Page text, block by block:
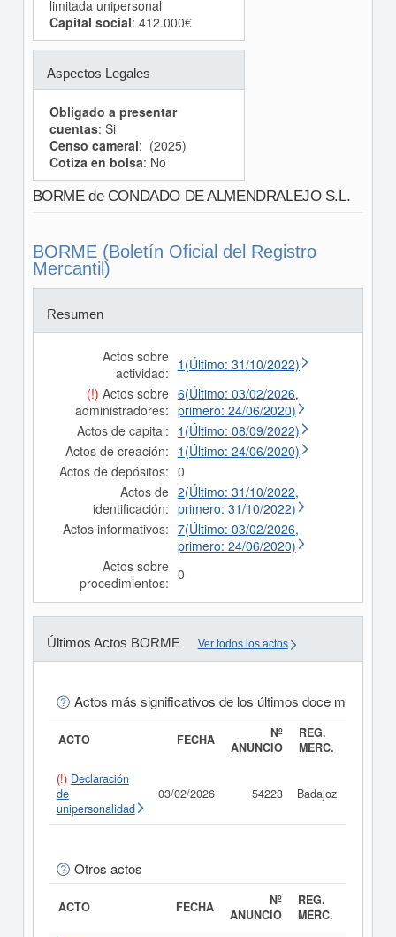
limitada unipersonal
Capital social: 412.000€
Aspectos Legales
Obligado a presentar
cuentas: Si
Censo cameral: (2025)
Cotiza en bolsa: No
BORME de CONDADO DE ALMENDRALEJO S.L.
BORME (Boletín Oficial del Registro
Mercantil)
Resumen
Actos sobre
actividad: 1(Último: 31/10/2022)
(!) Actos sobre
administradores:
6(Último: 03/02/2026,
primero: 24/06/2020)
Actos de capital: 1(Último: 08/09/2022)
Actos de creación: 1(Último: 24/06/2020)
Actos de depósitos: 0
Actos de
identificación:
2(Último: 31/10/2022,
primero: 31/10/2022)
Actos informativos: 7(Último: 03/02/2026,
primero: 24/06/2020)
Actos sobre
procedimientos: 0
Últimos Actos BORME Ver todos los actos
Actos más significativos de los últimos doce meses
ACTO FECHA
Nº
ANUNCIO
REG.
MERC.
(!) Declaración
de
unipersonalidad
03/02/2026 54223 Badajoz
Otros actos
ACTO FECHA
Nº
ANUNCIO
REG.
MERC.